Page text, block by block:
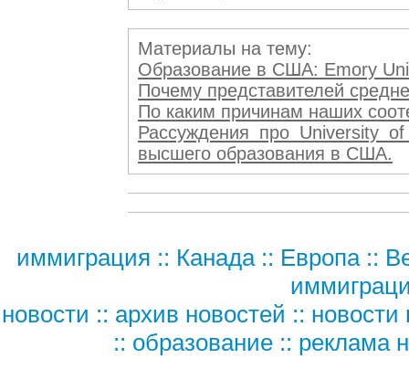
Материалы на тему:
Образование в США: Emory
Почему представителей
По каким причинам наших
Рассуждения про University
высшего образования в США.
иммиграция :: Канада:: Европа::
новости :: архив новостей :: новости
:: образование :: реклама